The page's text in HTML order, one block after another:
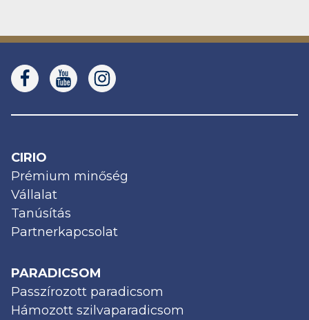
CIRIO
Prémium minőség
Vállalat
Tanúsítás
Partnerkapcsolat
PARADICSOM
Passzírozott paradicsom
Hámozott szilvaparadicsom